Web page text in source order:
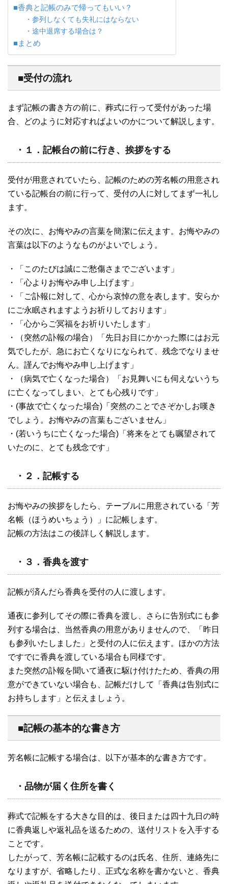
■香典と記帳のみで帰ってもいい？
・参列しなくても失礼にはならない
・途中退席する場合は？
■まとめ
■受付の流れ
まず記帳の書き方の前に、葬式に行って受付があった場
合、どのように対応すればよいのかについて解説します。
・１．記帳台の前に行き、挨拶をする
受付が用意されていたら、記帳のための芳名帳の用意され
ている記帳台の前に行って、受付の人に対してまず一礼し
ます。
その次に、お悔やみの言葉を簡潔に伝えます。お悔やみの
言葉は以下のようなものがよいでしょう。
・「このたびは誠にご愁傷さまでございます」
・「心よりお悔やみ申し上げます」
・「ご訃報に対して、心から哀悼の意を表します。安らか
にご永眠されますようお祈りしております」
・「心からご冥福をお祈りいたします」
・（突然の訃報の場合）「先日お目にかかった際にはお元
気でしたが、急にお亡くなりになられて、残念でなりませ
ん。謹んでお悔やみ申し上げます」
・（病気で亡くなった場合）「お見舞いにも伺えないうち
に亡くなってしまい、とても心残りです」
・(事故で亡くなった場合)「突然のことでさぞかしお嘆き
でしょう。お悔やみの言葉もございません」
・(若いうちに亡くなった場合)「将来をとても嘱望されて
いたのに、とても残念です」
・２．記帳する
お悔やみの挨拶をしたら、テーブルに用意されている「芳
名帳（ほうめいちょう）」に記帳します。
記帳の方法はこの後詳しく解説します。
・３．香典を渡す
記帳が済んだら香典を受付の人に渡します。
通夜に参列してその際に香典を渡し、さらに告別式にも参
列する場合は、当然香典の用意がありませんので、「昨日
も参列いたしました」と受付の人に伝えます。ほかの方法
ですでに香典を渡している場合も同様です。
また突然の訃報を聞いて通夜に駆け付けたため、香典の用
意ができていない場合も、記帳だけして「香典は告別式に
お持ちします」と伝えましょう。
■記帳の基本的な書き方
芳名帳に記帳する場合は、以下が基本的な書き方です。
・品物が届く住所を書く
葬式で記帳をする大きな目的は、後日または四十九日の時
に香典返しや返礼品を送るための、送付リストを入手する
ことです。
したがって、芳名帳に記載するのは氏名、住所、連絡先に
なりますが、省略したり、正式な名称を書かないと、香典